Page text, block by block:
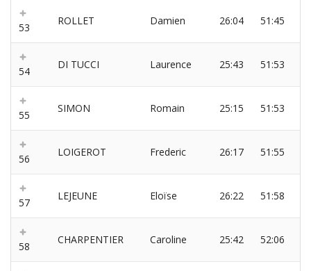
53
ROLLET Damien 26:04 51:45
54
DI TUCCI Laurence 25:43 51:53
55
SIMON Romain 25:15 51:53
56
LOIGEROT Frederic 26:17 51:55
57
LEJEUNE Eloïse 26:22 51:58
58
CHARPENTIER Caroline 25:42 52:06